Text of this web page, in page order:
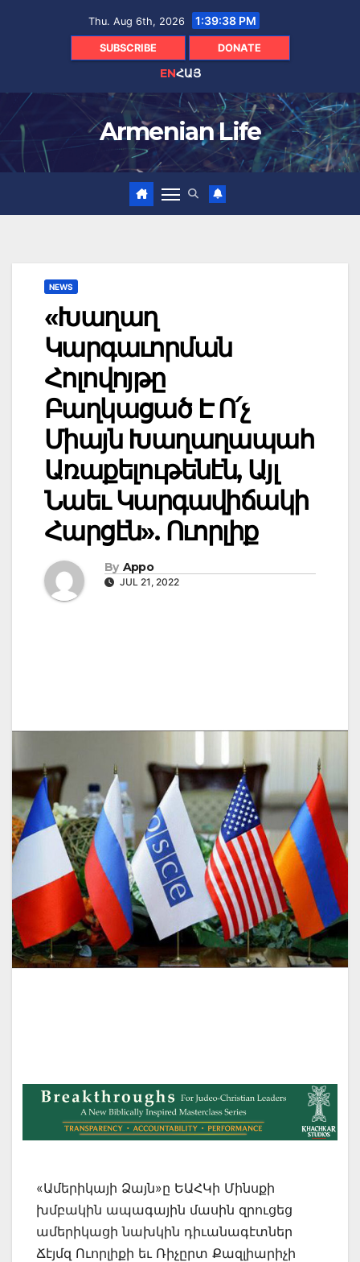
Thu. Aug 6th, 2026 1:39:39 PM
SUBSCRIBE DONATE
ENՀԱՅ
Armenian Life
NEWS
«Խաղաղ
Կարգաւորման
Հոլովոյթը
Բաղկացած Է Ո՛չ
Միայն Խաղաղապահ
Առաքելութենէն, Այլ
Նաեւ Կարգավիճակի
Հարցէն». Ուորլիք
By Appo
JUL 21, 2022
«Ամերիկայի Ձայն»ը ԵԱՀԿի Մինսքի
խմբակին ապագային մասին զրուցեց
ամերիկացի նախկին դիւանագէտներ
Ճէյմզ Ուորլիքի եւ Ռիչըրտ Քազլիարիչի